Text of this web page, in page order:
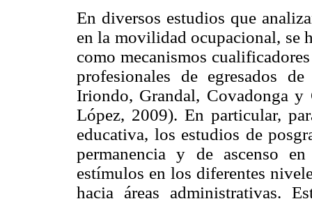
En diversos estudios que
en la movilidad ocupacional, se
como mecanismos
profesionales de egresados
Iriondo, Grandal, Covadonga
López, 2009). En particular,
educativa, los estudios de
permanencia y de ascenso
estímulos en los diferentes
hacia áreas administrativas.